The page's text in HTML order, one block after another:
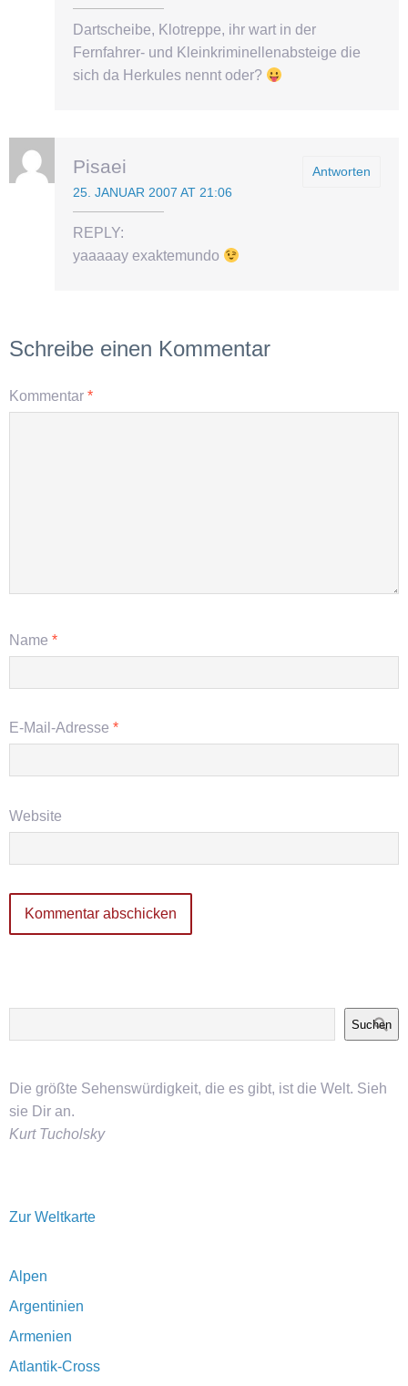
Dartscheibe, Klotreppe, ihr wart in der
Fernfahrer- und Kleinkriminellenabsteige die
sich da Herkules nennt oder?
Antworten
Pisaei
25. JANUAR 2007 AT 21:06
REPLY:
yaaaaay exaktemundo
Schreibe einen Kommentar
Kommentar *
Name *
E-Mail-Adresse *
Website
Suchen
Die größte Sehenswürdigkeit, die es gibt, ist die Welt. Sieh
sie Dir an.
Kurt Tucholsky
Zur Weltkarte
Alpen
Argentinien
Armenien
Atlantik-Cross